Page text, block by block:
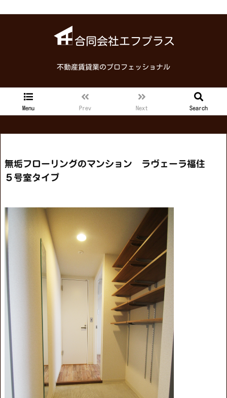
合同会社エフプラス
不動産賃貸業のプロフェッショナル
Menu Prev Next Search
無垢フローリングのマンション ラヴェーラ福住
５号室タイプ